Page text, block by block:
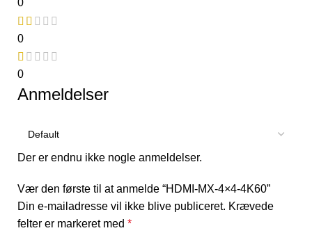
0
0
0
Anmeldelser
Der er endnu ikke nogle anmeldelser.
Vær den første til at anmelde “HDMI-MX-4×4-4K60”
Din e-mailadresse vil ikke blive publiceret. Krævede
felter er markeret med *